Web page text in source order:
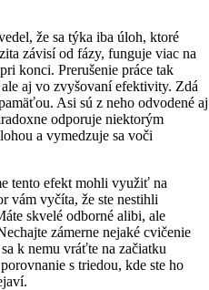
že sa týka iba úloh, ktoré
závisí od fázy, funguje viac na
konci. Prerušenie práce tak
aj vo zvyšovaní efektivity. Zdá
Asi sú z neho odvodené aj
odporuje niektorým
a vymedzuje sa voči
tento efekt mohli využiť na
vám vyčíta, že ste nestihli
skvelé odborné alibi, ale
zámerne nejaké cvičenie
k nemu vráťte na začiatku
s triedou, kde ste ho